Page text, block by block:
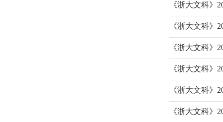
《浙大文科》
《浙大文科》
《浙大文科》
《浙大文科》
《浙大文科》
《浙大文科》